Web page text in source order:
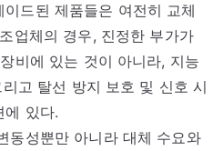
드된 제품들은 여전히 교체
업체의 경우, 진정한 부가가
비에 있는 것이 아니라, 지능
고 탈선 방지 보호 및 신호 시
에 있다.
동성뿐만 아니라 대체 수요와